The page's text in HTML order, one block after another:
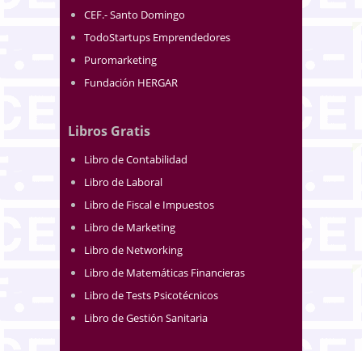
CEF.- Santo Domingo
TodoStartups Emprendedores
Puromarketing
Fundación HERGAR
Libros Gratis
Libro de Contabilidad
Libro de Laboral
Libro de Fiscal e Impuestos
Libro de Marketing
Libro de Networking
Libro de Matemáticas Financieras
Libro de Tests Psicotécnicos
Libro de Gestión Sanitaria